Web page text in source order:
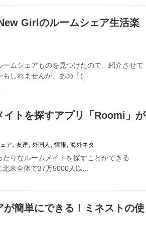
Girlのルームシェア生活楽
ムシェアものを見つけたので、紹介させて
もしれませんが、あの「(...
イトを探すアプリ「Roomi」が
ア,友達,外国人 ,情報,海外ネタ
りなルームメイトを探すことができる
北米全体で37万5000人以...
簡単にできる！ミネストの使